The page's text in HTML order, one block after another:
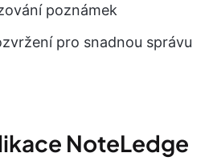
poznámek
pro snadnou správu
NoteLedge